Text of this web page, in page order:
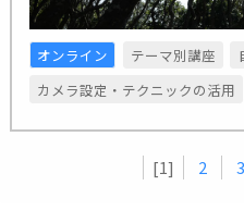
オンライン テーマ別講座
カメラ設定・テクニックの活用
[1] 2 3